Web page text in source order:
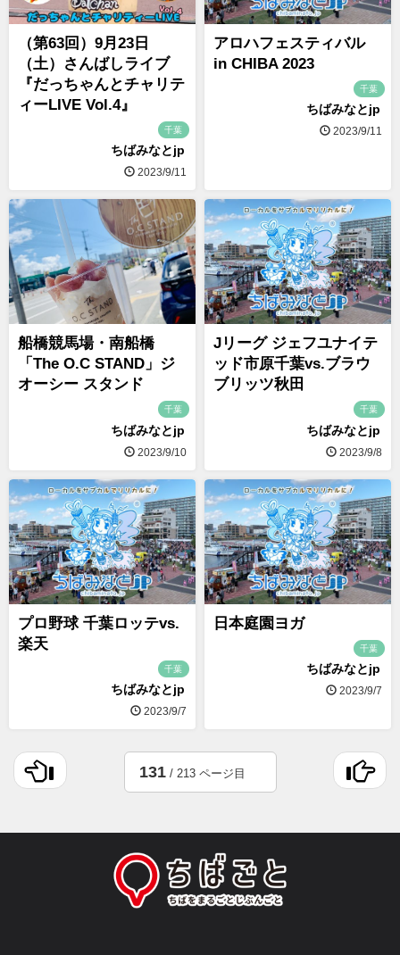
（第63回）9月23日
（土）さんばしライブ
『だっちゃんとチャリテ
ィーLIVE Vol.4』
千葉
ちばみなとjp
2023/9/11
アロハフェスティバル
in CHIBA 2023
千葉
ちばみなとjp
2023/9/11
船橋競馬場・南船橋
「The O.C STAND」ジ
オーシー スタンド
千葉
ちばみなとjp
2023/9/10
Jリーグ ジェフユナイテ
ッド市原千葉vs.ブラウ
ブリッツ秋田
千葉
ちばみなとjp
2023/9/8
プロ野球 千葉ロッテvs.
楽天
千葉
ちばみなとjp
2023/9/7
日本庭園ヨガ
千葉
ちばみなとjp
2023/9/7
131/ 213 ページ目